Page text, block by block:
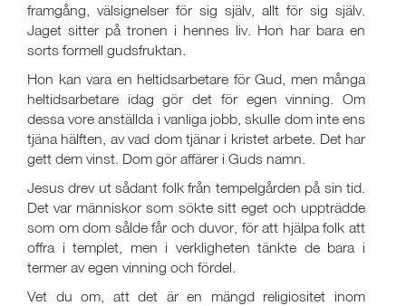
framgång, välsignelser för sig själv, allt för sig själv.
Jaget sitter på tronen i hennes liv. Hon har bara en
sorts formell gudsfruktan.
Hon kan vara en heltidsarbetare för Gud, men många
heltidsarbetare idag gör det för egen vinning. Om
dessa vore anställda i vanliga jobb, skulle dom inte ens
tjäna hälften, av vad dom tjänar i kristet arbete. Det har
gett dem vinst. Dom gör affärer i Guds namn.
Jesus drev ut sådant folk från tempelgården på sin tid.
Det var människor som sökte sitt eget och uppträdde
som om dom sålde får och duvor, för att hjälpa folk att
offra i templet, men i verkligheten tänkte de bara i
termer av egen vinning och fördel.
Vet du om, att det är en mängd religiositet inom